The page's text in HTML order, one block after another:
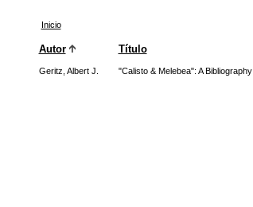
Inicio
Autor Título
Geritz, Albert J. "Calisto & Melebea": A Bibliography